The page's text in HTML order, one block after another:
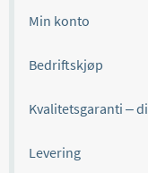
Min konto
Bedriftskjøp
Kvalitetsgaranti –
Levering